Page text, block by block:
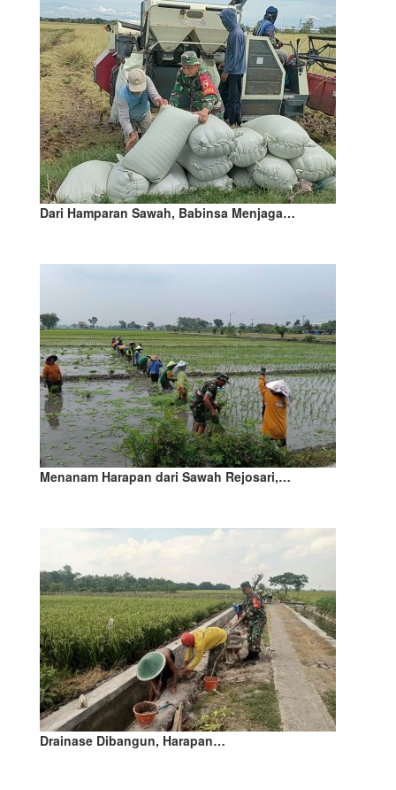
Dari Hamparan Sawah, Babinsa Menjaga…
Menanam Harapan dari Sawah Rejosari,…
Drainase Dibangun, Harapan…